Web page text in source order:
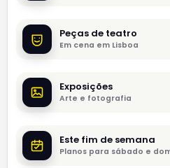
Peças de teatro
Em cena em Lisboa
Exposições
Arte e fotografia
Este fim de semana
Planos para sábado e